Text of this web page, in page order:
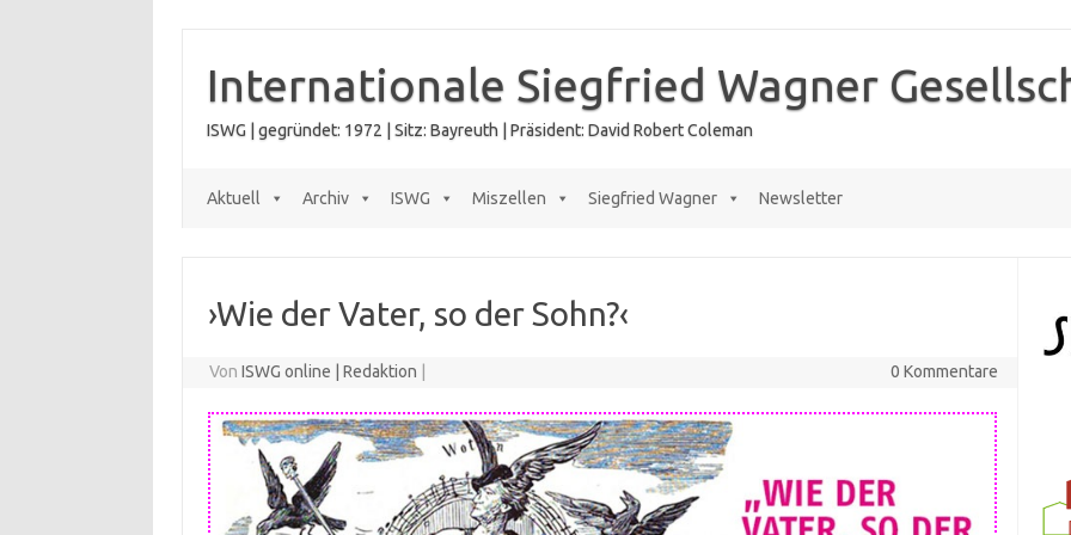
springen
Internationale Siegfried Wagner
ISWG | gegründet: 1972 | Sitz: Bayreuth | Präsident: David Robert Coleman
Aktuell Archiv ISWG Miszellen Siegfried Wagner Newsletter
›Wie der Vater, so der Sohn?‹
VonISWG online | Redaktion 0 Kommentare